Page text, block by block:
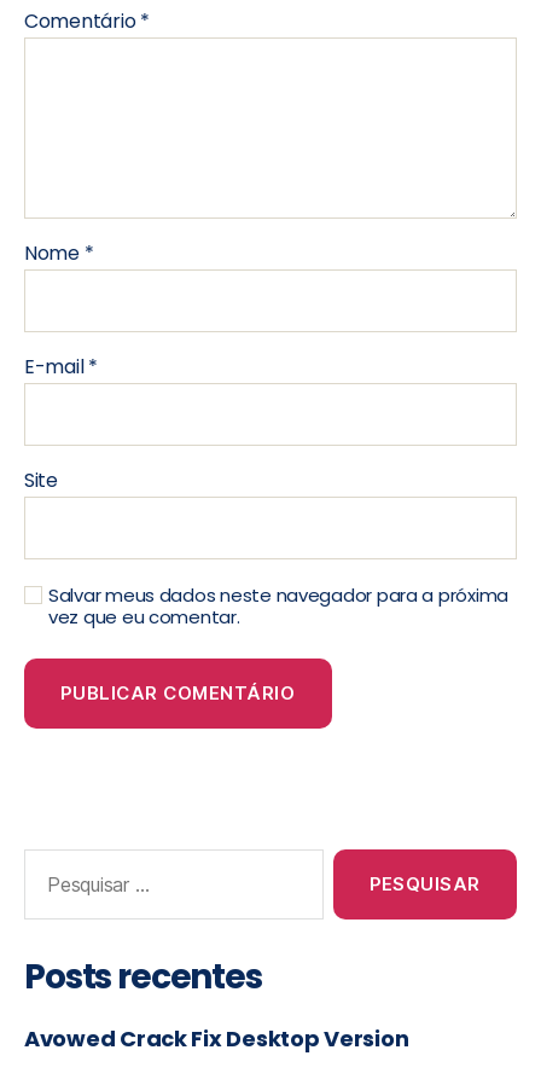
Comentário*
Nome *
E-mail*
Site
Salvar meus dados neste navegador para a próxima
vez que eu comentar.
Posts recentes
Avowed Crack Fix Desktop Version